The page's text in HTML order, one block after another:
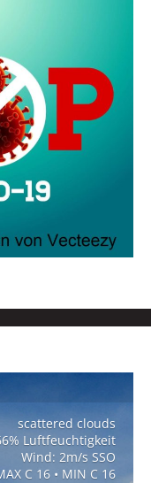
scattered clouds
Luftfeuchtigkeit
Wind: 2m/s SSO
C 16 • MIN C 16